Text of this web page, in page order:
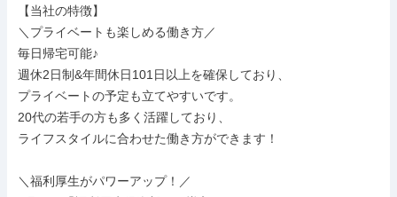
【当社の特徴】
＼プライベートも楽しめる働き方／
毎日帰宅可能♪
週休2日制&年間休日101日以上を確保しており、
プライベートの予定も立てやすいです。
20代の若手の方も多く活躍しており、
ライフスタイルに合わせた働き方ができます！
＼福利厚生がパワーアップ！／